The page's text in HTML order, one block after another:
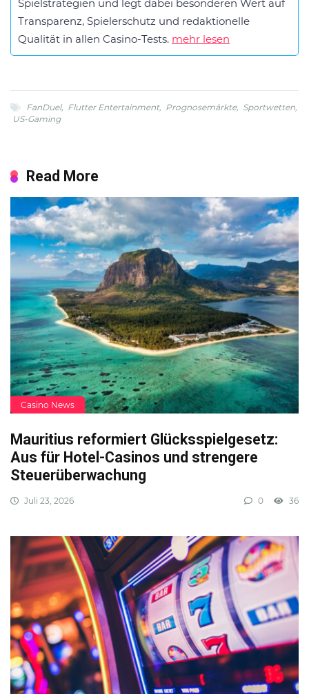
Spielstrategien und legt dabei besonderen Wert auf
Transparenz, Spielerschutz und redaktionelle
Qualität in allen Casino-Tests. mehr lesen
FanDuel, Flutter Entertainment, Prognosemärkte, Sportwetten,
US-Gaming
Read More
Casino News
Mauritius reformiert Glücksspielgesetz:
Aus für Hotel-Casinos und strengere
Steuerüberwachung
Juli 23, 2026 0 36